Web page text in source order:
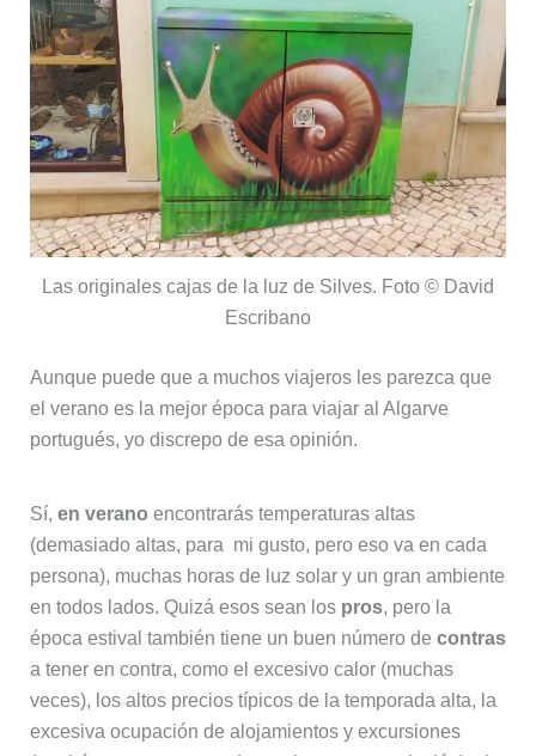
Las originales cajas de la luz de Silves. Foto © David
Escribano
Aunque puede que a muchos viajeros les parezca que
el verano es la mejor época para viajar al Algarve
portugués, yo discrepo de esa opinión.
Sí, en verano encontrarás temperaturas altas
(demasiado altas, para mi gusto, pero eso va en cada
persona), muchas horas de luz solar y un gran ambiente
en todos lados. Quizá esos sean lospros, pero la
época estival también tiene un buen número de contras
a tener en contra, como el excesivo calor (muchas
veces), los altos precios típicos de la temporada alta, la
excesiva ocupación de alojamientos y excursiones